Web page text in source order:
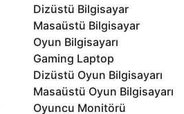
Dizüstü Bilgisayar
Masaüstü Bilgisayar
Oyun Bilgisayarı
Gaming Laptop
Dizüstü Oyun Bilgisayarı
Masaüstü Oyun Bilgisayarı
Oyuncu Monitörü